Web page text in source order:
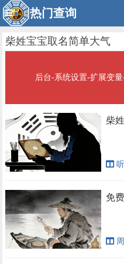
热门查询
柴姓宝宝取名简单大气
后台-系统设置-扩展变
柴
免